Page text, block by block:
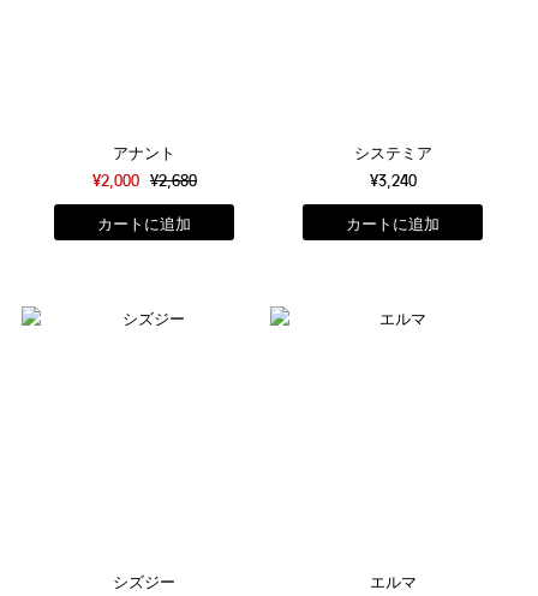
アナント
¥2,000 ¥2,680
システミア
¥3,240
シズジー
エルマ